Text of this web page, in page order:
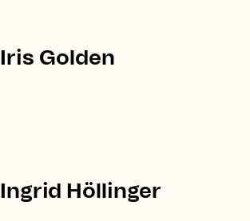
Iris Golden
Ingrid Höllinger